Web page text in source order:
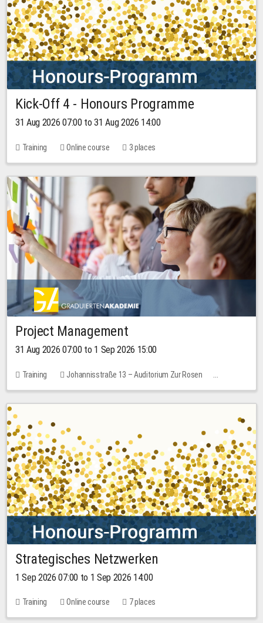
Kick-Off 4 - Honours Programme
31 Aug 2026 07:00 to 31 Aug 2026 14:00
Training Online course 3 places
Project Management
31 Aug 2026 07:00 to 1 Sep 2026 15:00
Training
Johannisstraße 13 – Auditorium Zur Rosen
No free places
30.00 EUR
Strategisches Netzwerken
1 Sep 2026 07:00 to 1 Sep 2026 14:00
Training Online course 7 places